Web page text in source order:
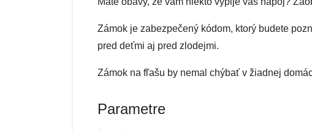
Zámok je zabezpečený kódom, ktorý budete
pred deťmi aj pred zlodejmi.
Zámok na fľašu by nemal chýbať v žiadnej
Parametre